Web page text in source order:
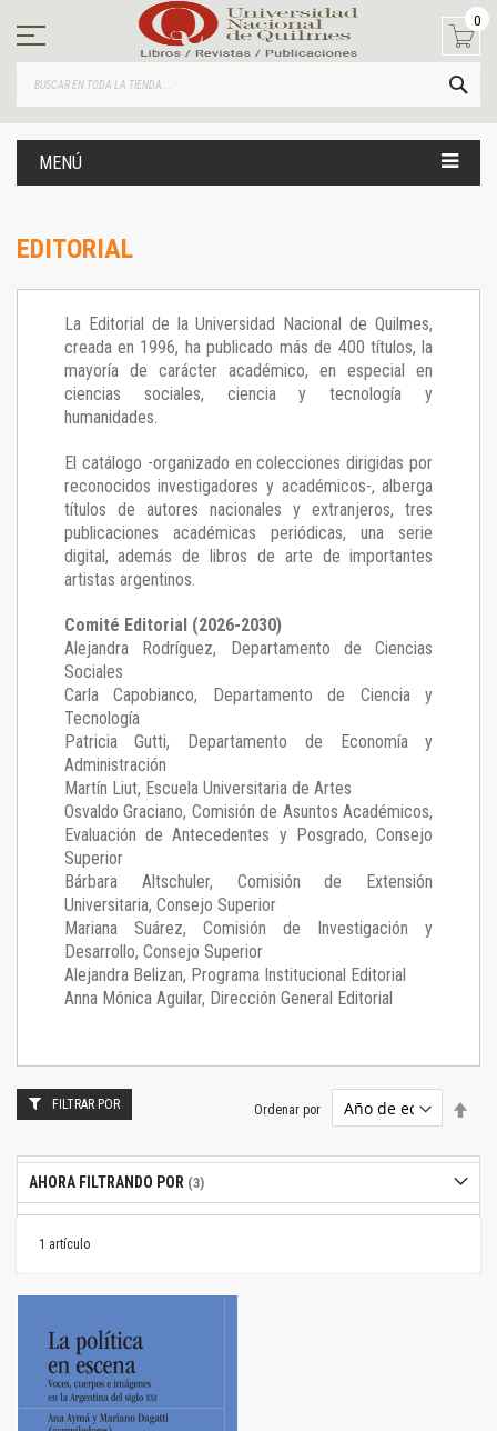
contenido
0
MENÚ
EDITORIAL
La Editorial de la Universidad Nacional de Quilmes,
creada en 1996, ha publicado más de 400 títulos, la
mayoría de carácter académico, en especial en
ciencias sociales, ciencia y tecnología y
humanidades.
El catálogo -organizado en colecciones dirigidas por
reconocidos investigadores y académicos-, alberga
títulos de autores nacionales y extranjeros, tres
publicaciones académicas periódicas, una serie
digital, además de libros de arte de importantes
artistas argentinos.
Comité Editorial (2026-2030)
Alejandra Rodríguez, Departamento de Ciencias
Sociales
Carla Capobianco, Departamento de Ciencia y
Tecnología
Patricia Gutti, Departamento de Economía y
Administración
Martín Liut, Escuela Universitaria de Artes
Osvaldo Graciano, Comisión de Asuntos Académicos,
Evaluación de Antecedentes y Posgrado, Consejo
Superior
Bárbara Altschuler, Comisión de Extensión
Universitaria, Consejo Superior
Mariana Suárez, Comisión de Investigación y
Desarrollo, Consejo Superior
Alejandra Belizan, Programa Institucional Editorial
Anna Mónica Aguilar, Dirección General Editorial
1 artículo
Ordenar por
FILTRAR POR
AHORA FILTRANDO POR